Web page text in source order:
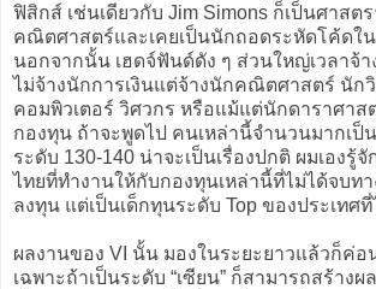
ฟิสิกส์ เช่นเดียวกับ Jim Simons ก็เป็นศาสต
คณิตศาสตร์และเคยเป็นนักถอดระหัดโค้ดใ
นอกจากนั้น เฮดจ์ฟันด์ดัง ๆ ส่วนใหญ่เวลาจ้
ไม่จ้างนักการเงินแต่จ้างนักคณิตศาสตร์ นัก
คอมพิวเตอร์ วิศวกร หรือแม้แต่นักดาราศาส
กองทุน ถ้าจะพูดไป คนเหล่านี้จำนวนมากเป็
ระดับ 130-140 น่าจะเป็นเรื่องปกติ ผมเองรู้
ไทยที่ทำงานให้กับกองทุนเหล่านี้ที่ไม่ได้จบทา
ลงทุน แต่เป็นเด็กทุนระดับ Top ของประเทศ
ผลงานของ VI นั้น มองในระยะยาวแล้วก็ค่อ
เฉพาะถ้าเป็นระดับ “เซียน” ก็สามารถสร้าง